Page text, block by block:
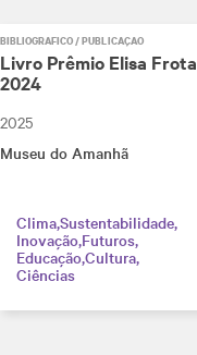
BIBLIOGRÁFICO / PUBLICAÇÃO
Livro Prêmio Elisa Frota
2024
2025
Museu do Amanhã
ClimaSustentabilidade
InovaçãoFuturos
EducaçãoCultura
Ciências